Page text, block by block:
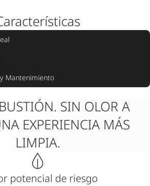
Mantenimiento
SIN OLOR A
EXPERIENCIA MÁS
LIMPIA.
potencial de riesgo